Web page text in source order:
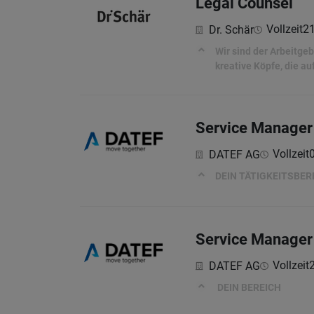
Dr. Schär Vollzeit
Wir sind der
kreative Köpfe, die
Service
DATEF AG Vollzeit
DEIN
Service
DATEF AG Vollzeit
DEIN BEREICH